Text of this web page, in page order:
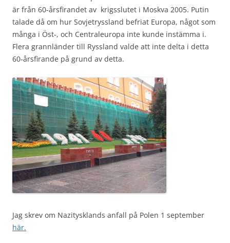
är från 60-årsfirandet av krigsslutet i Moskva 2005. Putin
talade då om hur Sovjetryssland befriat Europa, något som
många i Öst-, och Centraleuropa inte kunde instämma i.
Flera grannländer till Ryssland valde att inte delta i detta
60-årsfirande på grund av detta.
Jag skrev om Nazitysklands anfall på Polen 1 september
här.